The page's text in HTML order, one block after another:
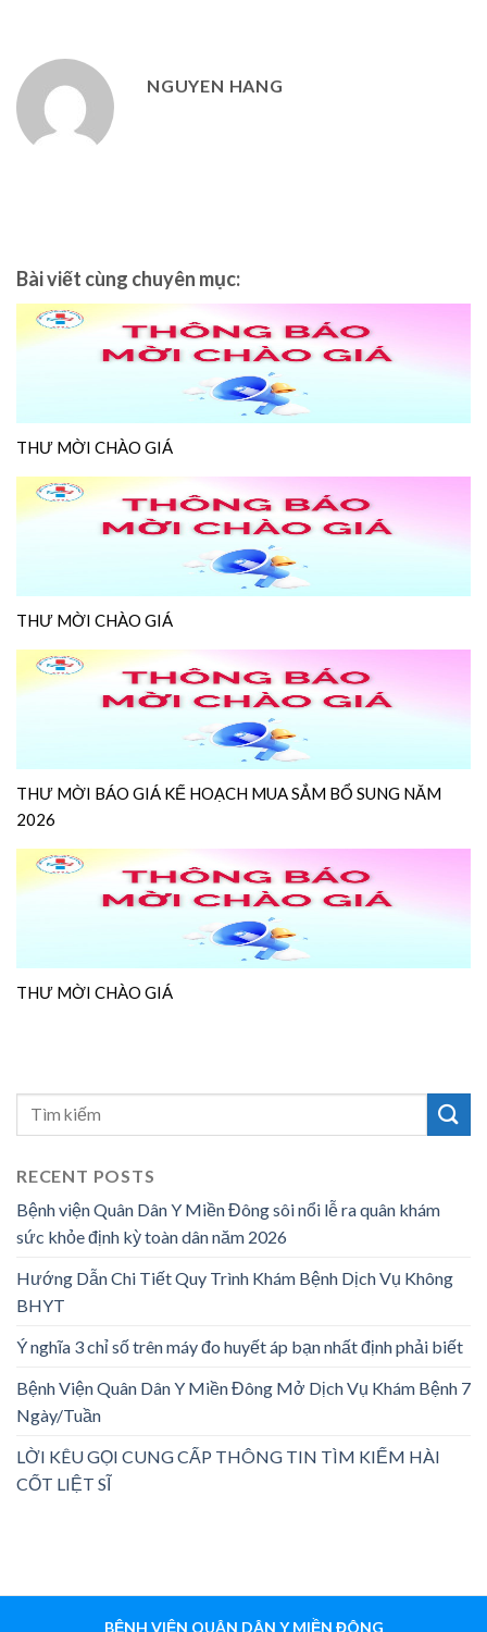
NGUYEN HANG
Bài viết cùng chuyên mục:
THƯ MỜI CHÀO GIÁ
THƯ MỜI CHÀO GIÁ
THƯ MỜI BÁO GIÁ KẾ HOẠCH MUA SẮM BỔ SUNG NĂM
2026
THƯ MỜI CHÀO GIÁ
RECENT POSTS
Bệnh viện Quân Dân Y Miền Đông sôi nổi lễ ra quân khám
sức khỏe định kỳ toàn dân năm 2026
Hướng Dẫn Chi Tiết Quy Trình Khám Bệnh Dịch Vụ Không
BHYT
Ý nghĩa 3 chỉ số trên máy đo huyết áp bạn nhất định phải biết
Bệnh Viện Quân Dân Y Miền Đông Mở Dịch Vụ Khám Bệnh 7
Ngày/Tuần
LỜI KÊU GỌI CUNG CẤP THÔNG TIN TÌM KIẾM HÀI
CỐT LIỆT SĨ
BỆNH VIỆN QUÂN DÂN Y MIỀN ĐÔNG